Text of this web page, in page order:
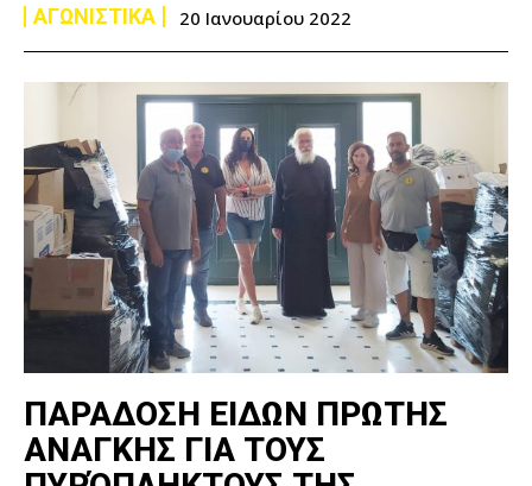
ΑΓΩΝΙΣΤΙΚΑ 20 Ιανουαρίου 2022
ΠΑΡΑΔΟΣΗ ΕΙΔΩΝ ΠΡΩΤΗΣ
ΑΝΑΓΚΗΣ ΓΙΑ ΤΟΥΣ